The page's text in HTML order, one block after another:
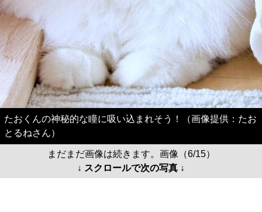
たおくんの神秘的な瞳に吸い込まれそう！（画像提供：たお
とるねさん）
まだまだ画像は続きます。画像（6/15）
↓ スクロールで次の写真 ↓